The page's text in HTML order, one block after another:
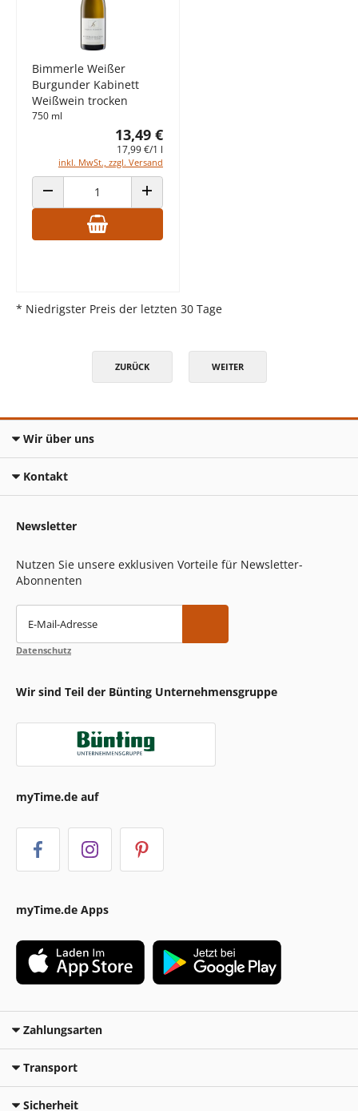
Bimmerle Weißer
Burgunder Kabinett
Weißwein trocken
750 ml
13,49 €
17,99 €/1 l
inkl. MwSt., zzgl. Versand
ANZAHL VERRINGERN ANZAHL ERHÖHEN
* Niedrigster Preis der letzten 30 Tage
ZURÜCK WEITER
Wir über uns
Kontakt
Newsletter
Nutzen Sie unsere exklusiven Vorteile für Newsletter-
Abonnenten
E-Mail-Adresse
Datenschutz
Wir sind Teil der Bünting Unternehmensgruppe
myTime.de auf
myTime.de Apps
Zahlungsarten
Transport
Sicherheit